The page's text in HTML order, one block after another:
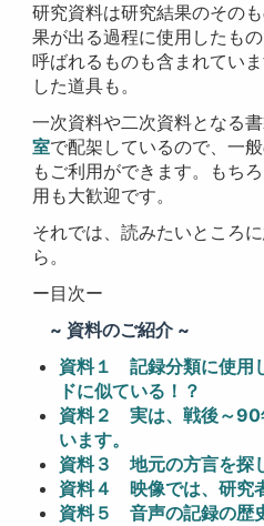
研究資料は研究結果のその
果が出る過程に使用したも
呼ばれるものも含まれてい
した道具も。
一次資料や二次資料となる
室で配架しているので、一
もご利用ができます。もち
用も大歓迎です。
それでは、読みたいところ
ら。
ー目次ー
~ 資料のご紹介 ~
資料１ 記録分類に使用
ドに似ている！？
資料２ 実は、戦後～90
います。
資料３ 地元の方言を探
資料４ 映像では、研究
資料５ 音声の記録の歴